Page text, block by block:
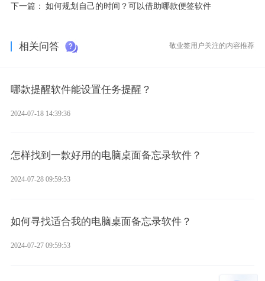
下一篇： 如何规划自己的时间？可以借助哪款便签软件
相关问答 敬业签用户关注的内容推荐
哪款提醒软件能设置任务提醒？
2024-07-18 14:39:36
怎样找到一款好用的电脑桌面备忘录软件？
2024-07-28 09:59:53
如何寻找适合我的电脑桌面备忘录软件？
2024-07-27 09:59:53